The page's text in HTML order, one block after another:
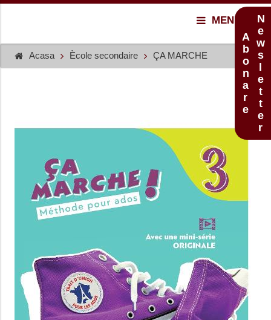
MENU
Acasa Ècole secondaire ÇA MARCHE Newsletter
Abonare